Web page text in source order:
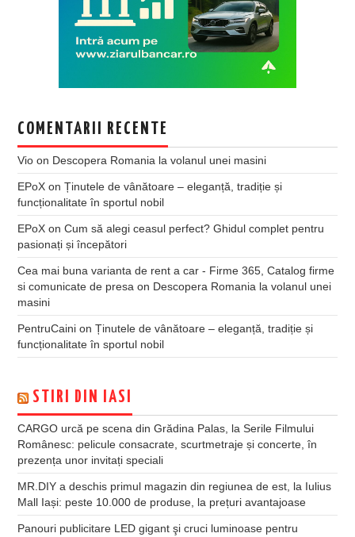
COMENTARII RECENTE
Vio on Descopera Romania la volanul unei masini
EPoX onȚinutele de vânătoare – eleganță, tradiție și
funcționalitate în sportul nobil
EPoX onCum să alegi ceasul perfect? Ghidul complet pentru
pasionați și începători
Cea mai buna varianta de rent a car - Firme 365, Catalog firme
si comunicate de presa on Descopera Romania la volanul unei
masini
PentruCaini onȚinutele de vânătoare – eleganță, tradiție și
funcționalitate în sportul nobil
STIRI DIN IASI
CARGO urcă pe scena din Grădina Palas, la Serile Filmului
Românesc: pelicule consacrate, scurtmetraje și concerte, în
prezența unor invitați speciali
MR.DIY a deschis primul magazin din regiunea de est, la Iulius
Mall Iași: peste 10.000 de produse, la prețuri avantajoase
Panouri publicitare LED gigant şi cruci luminoase pentru